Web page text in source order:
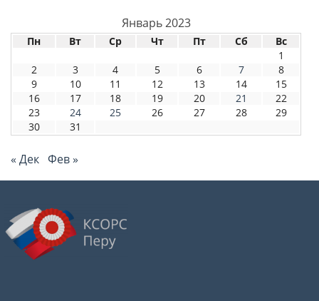
Январь 2023
Пн Вт Ср Чт Пт Сб
Вс
1
2
3 4 5 6 7
8
9
10 11 12 13 14
15
16
17 18 19 20 21
22
23
24 25 26 27 28
29
30
31
« Дек Фев »